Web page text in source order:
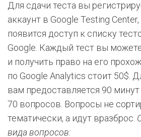
Для сдачи теста вы
аккаунт в Google Testing
появится доступ к списку
Google. Каждый тест вы
и получить право на его
по Google Analytics стоит 50$.
вам предоставляется 90
70 вопросов. Вопросы не
тематически, а идут вразброс.
вида вопросов: